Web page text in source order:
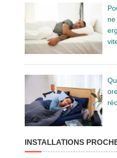
INSTALLATIONS